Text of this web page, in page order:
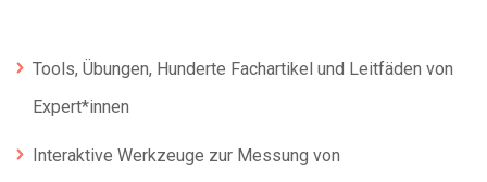
Tools, Übungen, Hunderte Fachartikel und Leitfäden von
Expert*innen
Interaktive Werkzeuge zur Messung von